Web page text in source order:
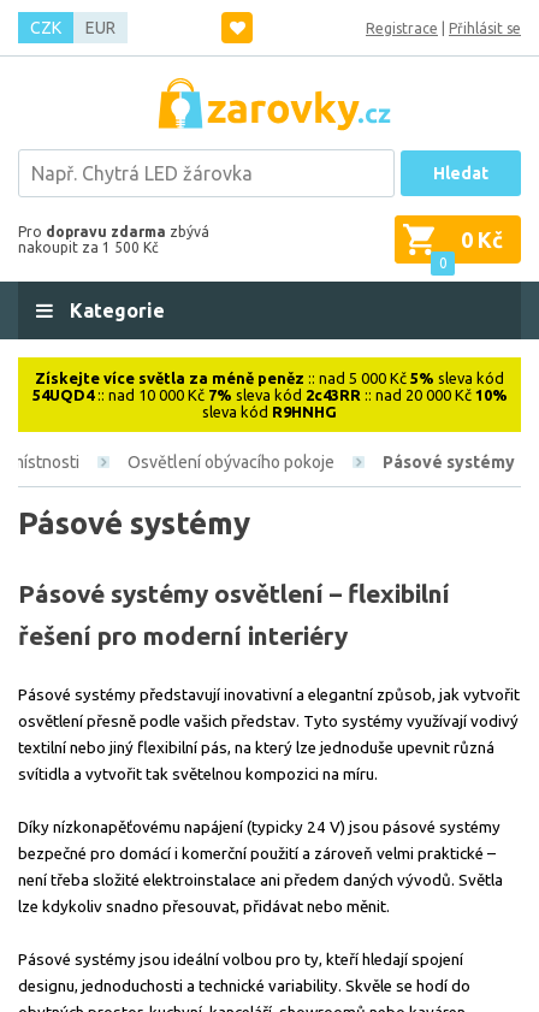
CZK EUR Registrace Přihlásit se
Hledat
Pro dopravu zdarma zbývá
nakoupit za 1 500 Kč
0
0 Kč
Kategorie
Získejte více světla za méně peněz :: nad 5 000 Kč 5% sleva kód
54UQD4:: nad 10 000 Kč 7% sleva kód 2c43RR :: nad 20 000 Kč 10%
sleva kód R9HNHG
místnosti Osvětlení obývacího pokoje Pásové systémy
Pásové systémy
Pásové systémy osvětlení – flexibilní
řešení pro moderní interiéry
Pásové systémy představují inovativní a elegantní způsob, jak vytvořit
osvětlení přesně podle vašich představ. Tyto systémy využívají vodivý
textilní nebo jiný flexibilní pás, na který lze jednoduše upevnit různá
svítidla a vytvořit tak světelnou kompozici na míru.
Díky nízkonapěťovému napájení (typicky 24 V) jsou pásové systémy
bezpečné pro domácí i komerční použití a zároveň velmi praktické –
není třeba složité elektroinstalace ani předem daných vývodů. Světla
lze kdykoliv snadno přesouvat, přidávat nebo měnit.
Pásové systémy jsou ideální volbou pro ty, kteří hledají spojení
designu, jednoduchosti a technické variability. Skvěle se hodí do